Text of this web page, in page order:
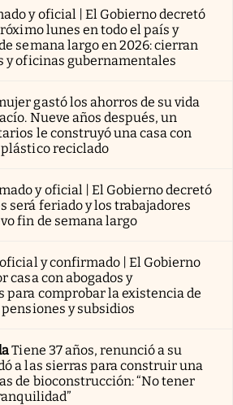
y oficial | El Gobierno decretó
lunes en todo el país y
semana largo en 2026: cierran
y oficinas gubernamentales
gastó los ahorros de su vida
Nueve años después, un
le construyó una casa con
plástico reciclado
y oficial | El Gobierno decretó
será feriado y los trabajadores
fin de semana largo
oficial y confirmado | El Gobierno
casa con abogados y
para comprobar la existencia de
y subsidios
Tiene 37 años, renunció a su
a las sierras para construir una
de bioconstrucción: “No tener